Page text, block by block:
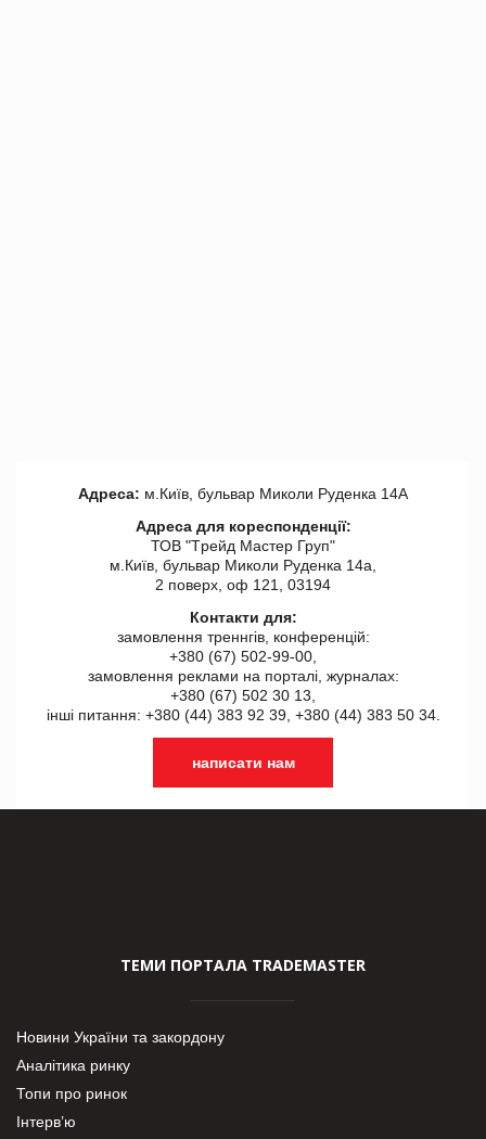
Адреса: м.Київ, бульвар Миколи Руденка 14А
Адреса для кореспонденції:
ТОВ "Tрейд Мастер Груп"
м.Київ, бульвар Миколи Руденка 14а,
2 поверх, оф 121, 03194
Контакти для:
замовлення треннгів, конференцій:
+380 (67) 502-99-00,
замовлення реклами на порталі, журналах:
+380 (67) 502 30 13,
інші питання: +380 (44) 383 92 39, +380 (44) 383 50 34.
написати нам
ТЕМИ ПОРТАЛА TRADEMASTER
Новини України та закордону
Аналітика ринку
Топи про ринок
Інтерв’ю